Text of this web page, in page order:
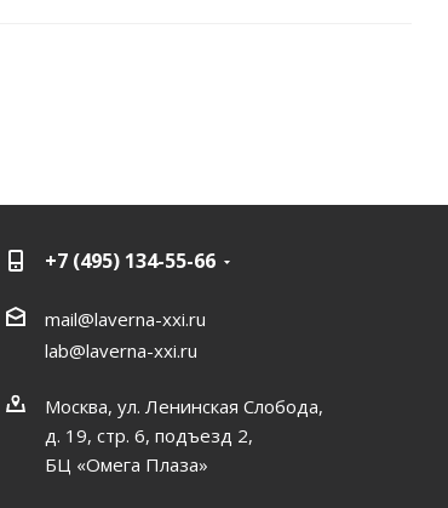
+7 (495) 134-55-66
mail@laverna-xxi.ru
lab@laverna-xxi.ru
Москва, ул. Ленинская Слобода,
д. 19, стр. 6, подъезд 2,
БЦ «Омега Плаза»